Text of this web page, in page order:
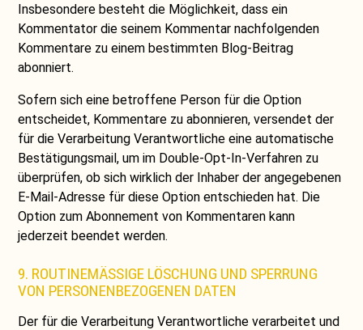
Insbesondere besteht die Möglichkeit, dass ein
Kommentator die seinem Kommentar nachfolgenden
Kommentare zu einem bestimmten Blog-Beitrag
abonniert.
Sofern sich eine betroffene Person für die Option
entscheidet, Kommentare zu abonnieren, versendet der
für die Verarbeitung Verantwortliche eine automatische
Bestätigungsmail, um im Double-Opt-In-Verfahren zu
überprüfen, ob sich wirklich der Inhaber der angegebenen
E-Mail-Adresse für diese Option entschieden hat. Die
Option zum Abonnement von Kommentaren kann
jederzeit beendet werden.
9. ROUTINEMÄSSIGE LÖSCHUNG UND SPERRUNG V
ON PERSONENBEZOGENEN DATEN
Der für die Verarbeitung Verantwortliche verarbeitet und